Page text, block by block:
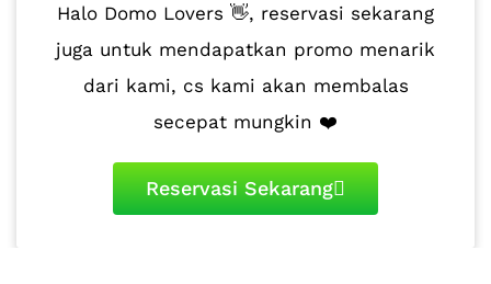
Halo Domo Lovers 👋, reservasi sekarang
juga untuk mendapatkan promo menarik
dari kami, cs kami akan membalas
secepat mungkin ❤️
Reservasi Sekarang